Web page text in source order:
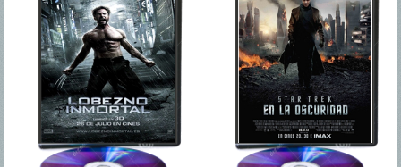
Un Logan amnésico busca
respuestas sobre su
pasado en el mundo del
crimen organizado de
Japón. Vulnerable por
primera vez y desafiando
sus límites físicos y
emocionales, no sólo se
enfrentar... Más
Cuando a la tripulación de
la nave Enterprise le
ordenan que regrese a
casa, en la Tierra se
enfrentan a una terrorífica
fuerza que, aparentemente
desde dentro, ha
perpetrado un ataque a la
... Más